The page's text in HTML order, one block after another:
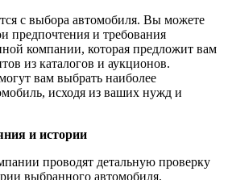
с выбора автомобиля. Вы можете
предпочтения и требования
компании, которая предложит вам
из каталогов и аукционов.
вам выбрать наиболее
исходя из ваших нужд и
и истории
проводят детальную проверку
выбранного автомобиля.